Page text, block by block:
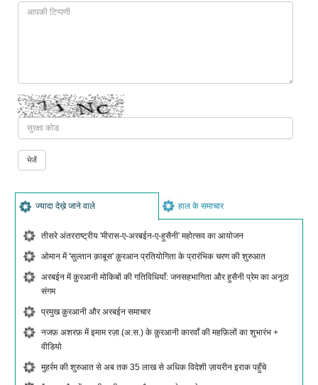
ज्यादा देख़े जाने वाले हाल के समाचार
तीसरे अंतरराष्ट्रीय 'मीरास-ए-अरबईन-ए-हुसैनी' महोत्सव का आयोजन
ओमान में 'सुल्तान क़ाबूस' क़ुरआन प्रतियोगिता के प्रारंभिक चरण की शुरुआत
अरबईन में क़ुरआनी मोकिबों की गतिविधियाँ: जनसहभागिता और हुसैनी प्रेम का अनूठा
संगम
प्रमुख क़ुरआनी और अरबईन समाचार
नजफ़ अशरफ़ में इमाम रज़ा (अ.स.) के क़ुरआनी कारवाँ की महफ़िलों का शुभारंभ +
वीडियो
मुहर्रम की शुरुआत से अब तक 35 लाख से अधिक विदेशी ज़ायरीन इराक पहुँचे